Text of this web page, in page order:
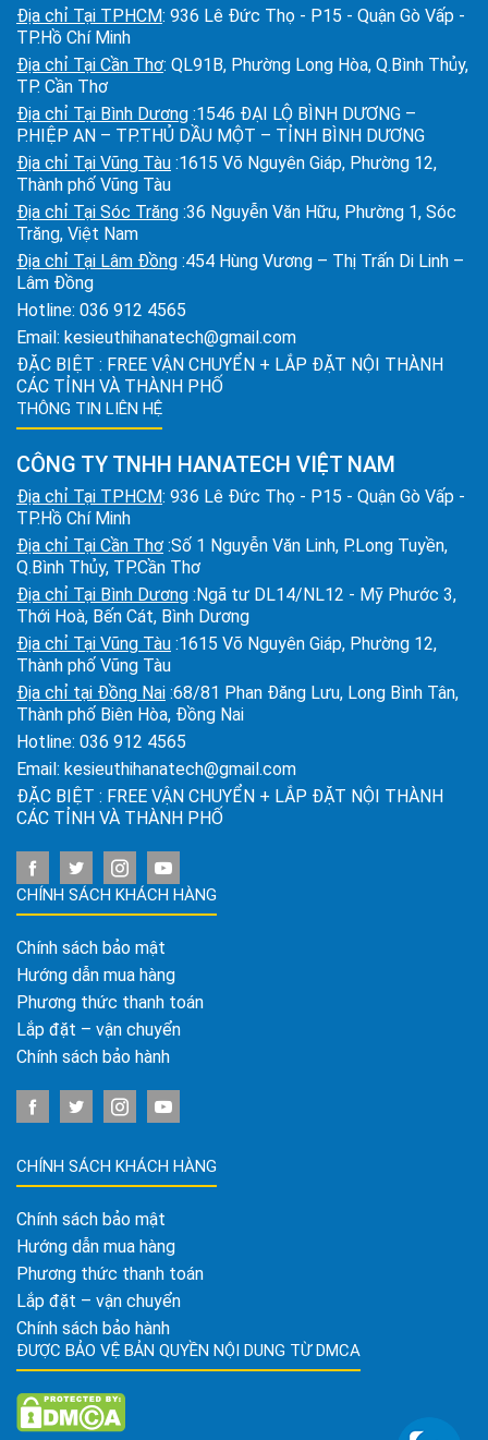
Địa chỉ Tại TPHCM: 936 Lê Đức Thọ - P15 - Quận Gò Vấp -
TP.Hồ Chí Minh
Địa chỉ Tại Cần Thơ: QL91B, Phường Long Hòa, Q.Bình Thủy,
TP. Cần Thơ
Địa chỉ Tại Bình Dương :1546 ĐẠI LỘ BÌNH DƯƠNG –
P.HIỆP AN – TP.THỦ DẦU MỘT – TỈNH BÌNH DƯƠNG
Địa chỉ Tại Vũng Tàu :1615 Võ Nguyên Giáp, Phường 12,
Thành phố Vũng Tàu
Địa chỉ Tại Sóc Trăng :36 Nguyễn Văn Hữu, Phường 1, Sóc
Trăng, Việt Nam
Địa chỉ Tại Lâm Đồng :454 Hùng Vương – Thị Trấn Di Linh –
Lâm Đồng
Hotline: 036 912 4565
Email: kesieuthihanatech@gmail.com
ĐẶC BIỆT : FREE VẬN CHUYỂN + LẮP ĐẶT NỘI THÀNH
CÁC TỈNH VÀ THÀNH PHỐ
THÔNG TIN LIÊN HỆ
CÔNG TY TNHH HANATECH VIỆT NAM
Địa chỉ Tại TPHCM: 936 Lê Đức Thọ - P15 - Quận Gò Vấp -
TP.Hồ Chí Minh
Địa chỉ Tại Cần Thơ :Số 1 Nguyễn Văn Linh, P.Long Tuyền,
Q.Bình Thủy, TP.Cần Thơ
Địa chỉ Tại Bình Dương :Ngã tư DL14/NL12 - Mỹ Phước 3,
Thới Hoà, Bến Cát, Bình Dương
Địa chỉ Tại Vũng Tàu :1615 Võ Nguyên Giáp, Phường 12,
Thành phố Vũng Tàu
Địa chỉ tại Đồng Nai :68/81 Phan Đăng Lưu, Long Bình Tân,
Thành phố Biên Hòa, Đồng Nai
Hotline: 036 912 4565
Email: kesieuthihanatech@gmail.com
ĐẶC BIỆT : FREE VẬN CHUYỂN + LẮP ĐẶT NỘI THÀNH
CÁC TỈNH VÀ THÀNH PHỐ
CHÍNH SÁCH KHÁCH HÀNG
Chính sách bảo mật
Hướng dẫn mua hàng
Phương thức thanh toán
Lắp đặt – vận chuyển
Chính sách bảo hành
CHÍNH SÁCH KHÁCH HÀNG
Chính sách bảo mật
Hướng dẫn mua hàng
Phương thức thanh toán
Lắp đặt – vận chuyển
Chính sách bảo hành
ĐƯỢC BẢO VỆ BẢN QUYỀN NỘI DUNG TỪ DMCA